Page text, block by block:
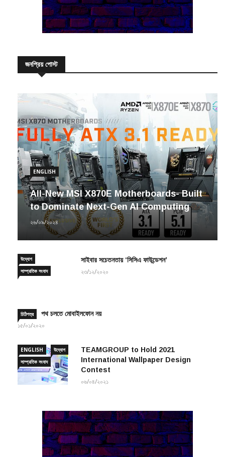
ENGLISH
All-New MSI X870E Motherboards- Built
to Dominate Next-Gen AI Computing
২৬/০৯/২০২৪
সাম্প্রতিক সংবাদ
২৩/১২/২০২০
১৫/০১/২০২০
সাম্প্রতিক সংবাদ
International Wallpaper Design
Contest
০৬/০৪/২০২১